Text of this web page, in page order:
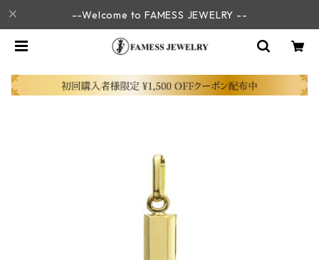
--Welcome to FAMESS JEWELRY --